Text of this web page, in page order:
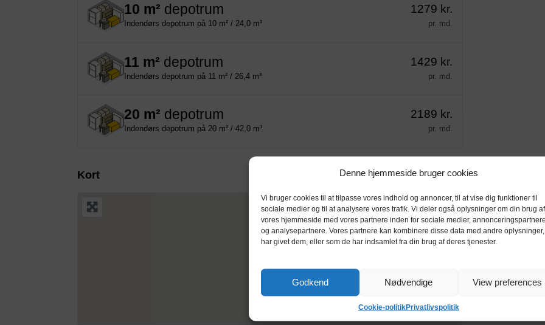
Denne hjemmeside bruger cookies
Vi bruger cookies til at tilpasse vores indhold og annoncer, til at vise dig funktioner til
sociale medier og til at analysere vores trafik. Vi deler også oplysninger om din brug af
vores hjemmeside med vores partnere inden for sociale medier, annonceringspartnere
og analysepartnere. Vores partnere kan kombinere disse data med andre
har givet dem, eller som de har indsamlet fra din brug af deres tjenester.
Godkend Nødvendige View preferences
Cookie-politikPrivatlivspolitik
10 m² depotrum
Indendørs depotrum på 10 m² / 24,0 m³
1279 kr.
pr. md.
11 m² depotrum
Indendørs depotrum på 11 m² / 26,4 m³
1429 kr.
pr. md.
20 m² depotrum
Indendørs depotrum på 20 m² / 42,0 m³
2189 kr.
pr. md.
Kort